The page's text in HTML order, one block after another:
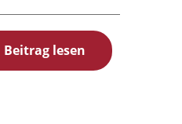
Beitrag lesen